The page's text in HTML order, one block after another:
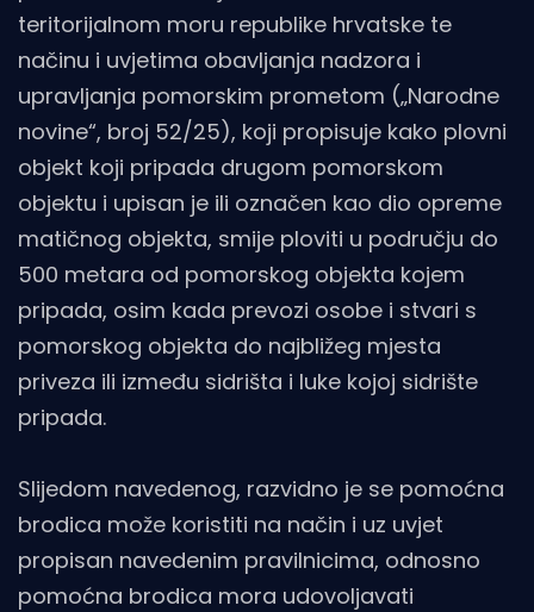
teritorijalnom moru republike hrvatske te
načinu i uvjetima obavljanja nadzora i
upravljanja pomorskim prometom („Narodne
novine“, broj 52/25), koji propisuje kako plovni
objekt koji pripada drugom pomorskom
objektu i upisan je ili označen kao dio opreme
matičnog objekta, smije ploviti u području do
500 metara od pomorskog objekta kojem
pripada, osim kada prevozi osobe i stvari s
pomorskog objekta do najbližeg mjesta
priveza ili između sidrišta i luke kojoj sidrište
pripada.
Slijedom navedenog, razvidno je se pomoćna
brodica može koristiti na način i uz uvjet
propisan navedenim pravilnicima, odnosno
pomoćna brodica mora udovoljavati